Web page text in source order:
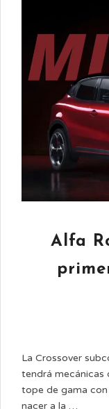
Alfa
La Crossover
tendrá mecánicas
tope de gama
nacer a la …